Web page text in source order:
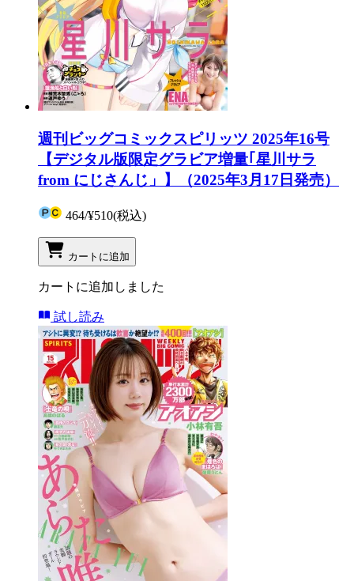
週刊ビッグコミックスピリッツ 2025年16号
【デジタル版限定グラビア増量｢星川サラ
from にじさんじ」】（2025年3月17日発売）
464/¥510(税込)
カートに追加
カートに追加しました
試し読み